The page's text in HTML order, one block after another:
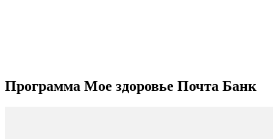
Программа Мое здоровье Почта Банк